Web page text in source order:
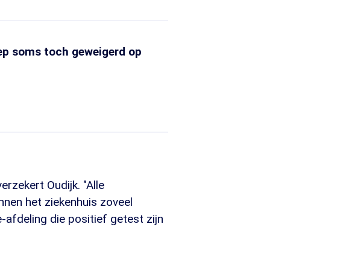
soms toch geweigerd op
Oudijk. "Alle
het ziekenhuis zoveel
afdeling die positief getest zijn